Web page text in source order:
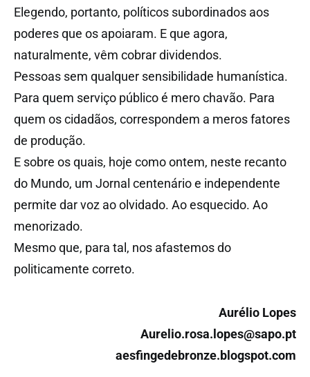
Elegendo, portanto, políticos subordinados aos
poderes que os apoiaram. E que agora,
naturalmente, vêm cobrar dividendos.
Pessoas sem qualquer sensibilidade humanística.
Para quem serviço público é mero chavão. Para
quem os cidadãos, correspondem a meros fatores
de produção.
E sobre os quais, hoje como ontem, neste recanto
do Mundo, um Jornal centenário e independente
permite dar voz ao olvidado. Ao esquecido. Ao
menorizado.
Mesmo que, para tal, nos afastemos do
politicamente correto.
Aurélio Lopes
Aurelio.rosa.lopes@sapo.pt
aesfingedebronze.blogspot.com